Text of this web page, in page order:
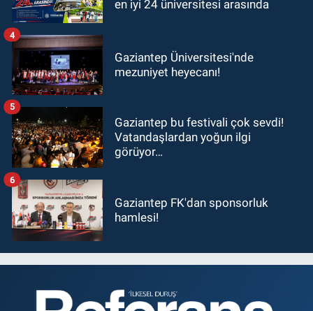
en iyi 24 üniversitesi arasında
Gaziantep Üniversitesi'nde
mezuniyet heyecanı!
4
Gaziantep bu festivali çok sevdi!
Vatandaşlardan yoğun ilgi
görüyor…
5
Gaziantep FK'dan sponsorluk
hamlesi!
6